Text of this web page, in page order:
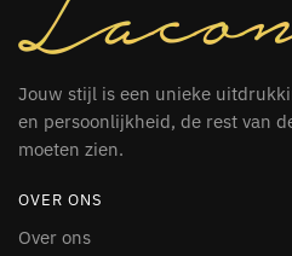
Jouw stijl is een unieke
en persoonlijkheid, de rest van
moeten zien.
OVER ONS
Over ons